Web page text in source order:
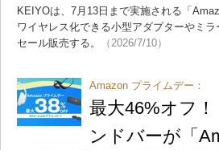
KEIYOは、7月13日まで実施される「
ワイヤレス化できる小型アダプターやミ
セール販売する。
（2026/7/10）
Amazon プライムデー：
最大46%オフ
ンドバーが「